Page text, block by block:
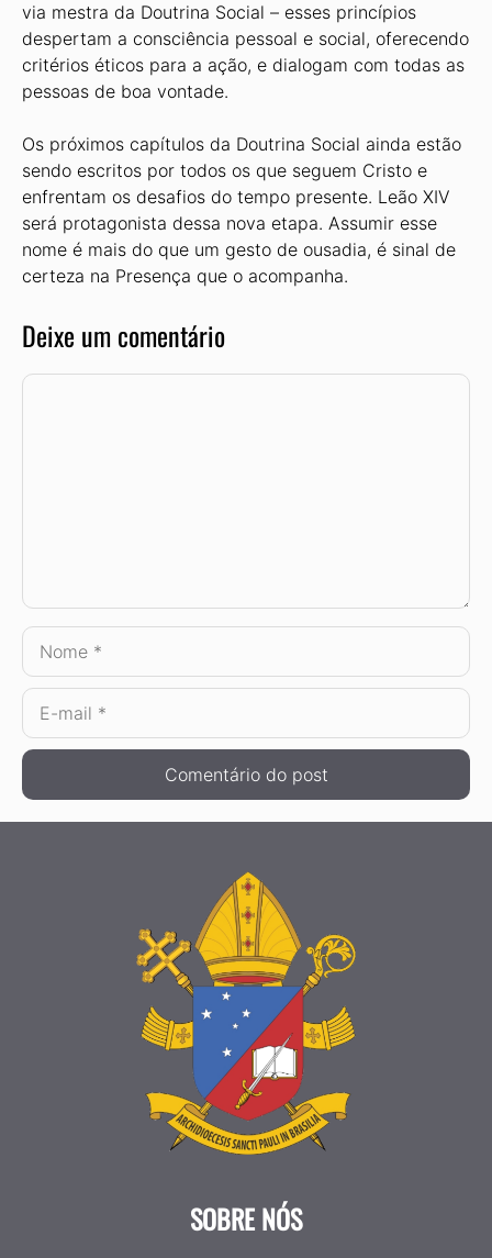
via mestra da Doutrina Social – esses princípios
despertam a consciência pessoal e social, oferecendo
critérios éticos para a ação, e dialogam com todas as
pessoas de boa vontade.
Os próximos capítulos da Doutrina Social ainda estão
sendo escritos por todos os que seguem Cristo e
enfrentam os desafios do tempo presente. Leão XIV
será protagonista dessa nova etapa. Assumir esse
nome é mais do que um gesto de ousadia, é sinal de
certeza na Presença que o acompanha.
Deixe um comentário
Comentário
Nome
E-
mail
SOBRE NÓS